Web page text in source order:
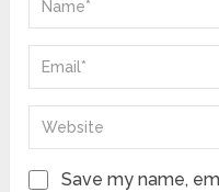
Save my name,